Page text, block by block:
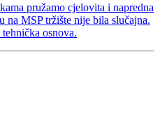
pružamo cjelovita i napredna
na MSP tržište nije bila slučajna.
osnova.